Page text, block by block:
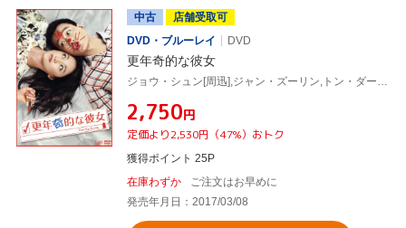
中古
店舗受取可
DVD・ブルーレイ
DVD
更年奇的な彼女
¥2,750円
定価より2,530円（47%）おトク
獲得ポイント 25P
在庫わずか
ご注文はお早めに
発売年月日：2017/03/08